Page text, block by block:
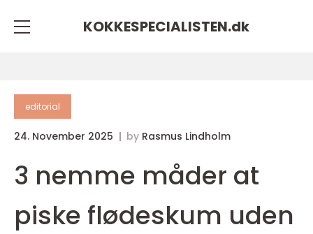
KOKKESPECIALISTEN.dk
editorial
24. November 2025 by Rasmus Lindholm
3 nemme måder at
piske flødeskum uden